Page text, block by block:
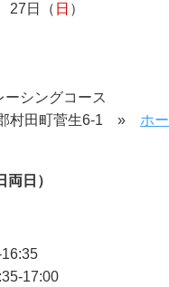
27日（ 日 ）
ーシングコース
郡村田町菅生6-1 » ホ
日）
17:00